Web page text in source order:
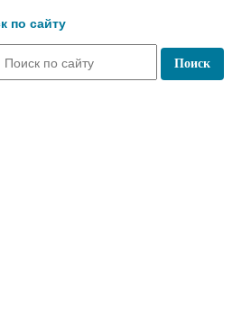
или на сайте в разделе
по сайту